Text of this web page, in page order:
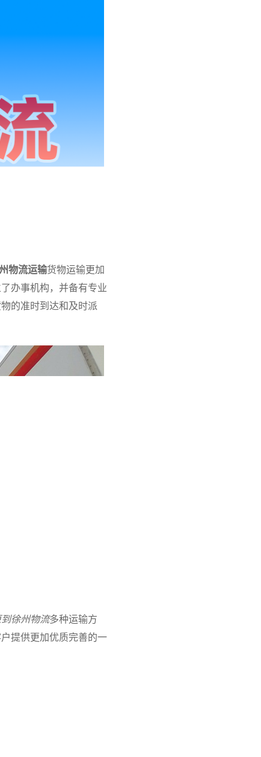
物流运输货物运输更加
办事机构，并备有专业
的准时到达和及时派
徐州物流多种运输方
提供更加优质完善的一